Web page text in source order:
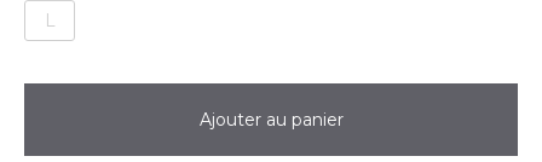
L
Ajouter au panier